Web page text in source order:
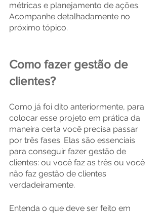
métricas e planejamento de ações.
Acompanhe detalhadamente no
próximo tópico.
Como fazer gestão de
clientes?
Como já foi dito anteriormente, para
colocar esse projeto em prática da
maneira certa você precisa passar
por três fases. Elas são essenciais
para conseguir fazer gestão de
clientes: ou você faz as três ou você
não faz gestão de clientes
verdadeiramente.
Entenda o que deve ser feito em